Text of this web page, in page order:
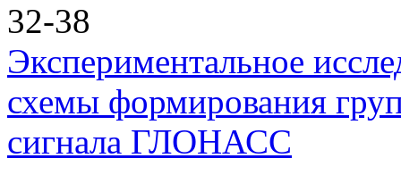
32-38
Экспериментальное
схемы формирования
сигнала ГЛОНАСС